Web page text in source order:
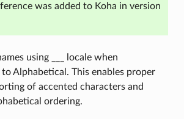
was added to Koha in version
using ___ locale when
Alphabetical. This enables proper
of accented characters and
ordering.